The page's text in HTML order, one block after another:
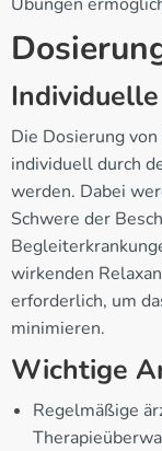
Übungen
Die Dosierung
individuell durch
werden. Dabei
Schwere der
wirkenden
erforderlich, um
minimieren.
Wichtige
Regelmäßige